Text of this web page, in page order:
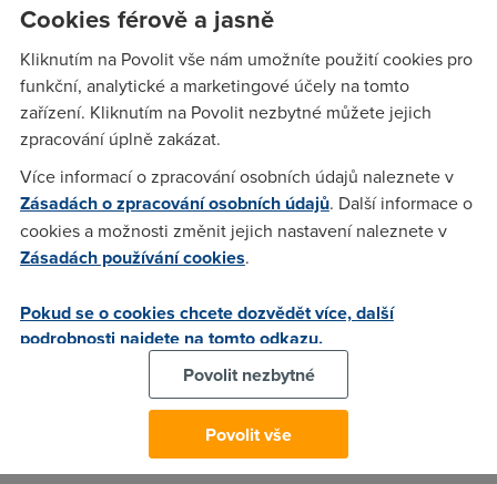
novou položku. U každé potraviny vidíte kolik má procent
tuků, bílkovin, sacharidů atd. Důležité je v aplikaci pravdivě
vyplnit údaje o sobě, pak už jasně víte, na kolik kilojoulů
máte za den nárok. Do aplikace také vyplňujete svoji
aktivitu. Kromě sportů také třeba spánek a sezení u počítače.
Díky této aplikaci máte během velmi krátké chvíle jasno,
čeho máte příliš a čeho naopak málo.
Cookies férově a jasně
Kliknutím na Povolit vše nám umožníte použití cookies pro
funkční, analytické a marketingové účely na tomto
zařízení. Kliknutím na Povolit nezbytné můžete jejich
zpracování úplně zakázat.
Více informací o zpracování osobních údajů naleznete v
Zásadách o zpracování osobních údajů. Další informace o
cookies a možnosti změnit jejich nastavení naleznete v
Zásadách používání cookies.
Pokud se o cookies chcete dozvědět více, další
podrobnosti najdete na tomto odkazu.
Povolit nezbytné
Povolit vše